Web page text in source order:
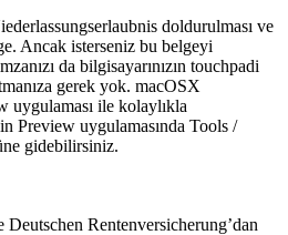
doldurulması ve
Ancak isterseniz bu belgeyi
da bilgisayarınızın touchpadi
gerek yok. macOSX
uygulaması ile kolaylıkla
Preview uygulamasında Tools /
gidebilirsiniz.
Rentenversicherung’dan